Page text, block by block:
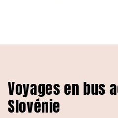
Voyages en bus
Slovénie